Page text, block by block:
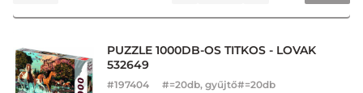
PUZZLE 1000DB-OS TITKOS - LOVAK
532649
#197404 #=20db, gyűjtő#=20db